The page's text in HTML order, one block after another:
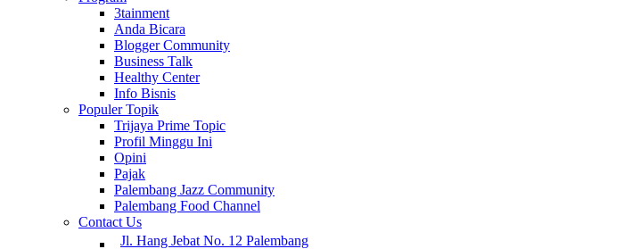
3tainment
Anda Bicara
Blogger Community
Business Talk
Healthy Center
Info Bisnis
Populer Topik
Trijaya Prime Topic
Profil Minggu Ini
Opini
Pajak
Palembang Jazz Community
Palembang Food Channel
Contact Us
Jl. Hang Jebat No. 12 Palembang